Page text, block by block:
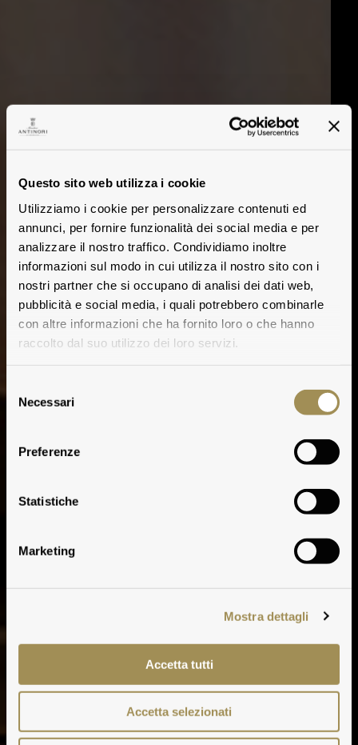
Questo sito web utilizza i cookie
Utilizziamo i cookie per personalizzare contenuti ed
annunci, per fornire funzionalità dei social media e per
analizzare il nostro traffico. Condividiamo inoltre
informazioni sul modo in cui utilizza il nostro sito con i
nostri partner che si occupano di analisi dei dati web,
pubblicità e social media, i quali potrebbero combinarle
con altre informazioni che ha fornito loro o che hanno
raccolto dal suo utilizzo dei loro servizi.
delNecessari
Preferenze
Statistiche
Marketing
Mostra dettagli
Accetta tutti
Accetta selezionati